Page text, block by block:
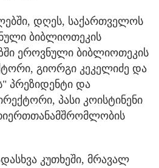
დღეს, საქართველოს
ბიბლიოთეკის
ეროვნული ბიბლიოთეკის
გიორგი კეკელიძე და
პრეზიდენტი და
პასი კოისტინენი
კუთხეში, მრავალ